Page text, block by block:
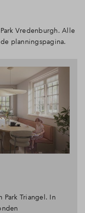
Vredenburgh. Alle
planningspagina.
Park Triangel. In